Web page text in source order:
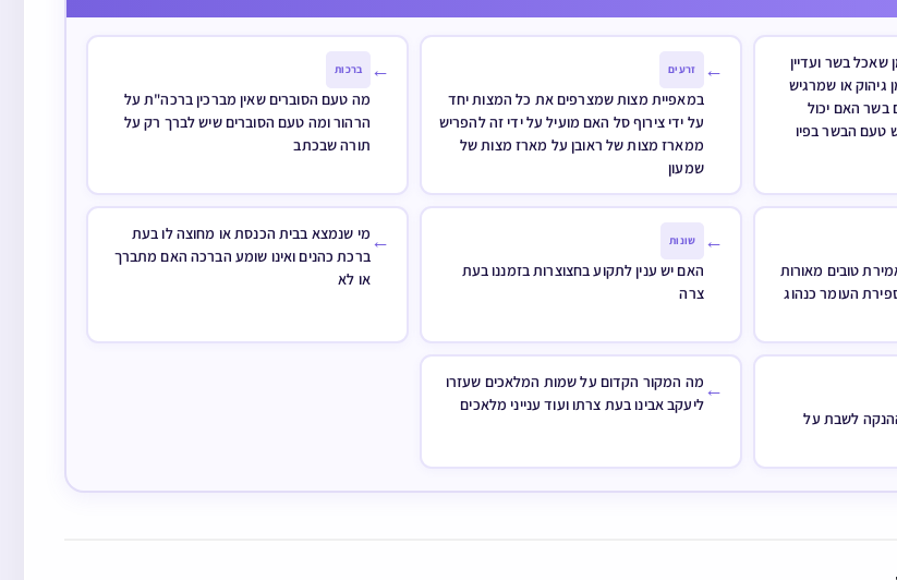
בשר ועדיין
או שמרגיש
בשר האם יכול
טעם הבשר בפיו
← זרעים
במאפיית מצות שמצרפים את כל המצות יחד
על ידי צירוף סל האם מועיל על ידי זה להפריש
ממארז מצות של ראובן על מארז מצות של
שמעון
← ברכות
מה טעם הסוברים שאין מברכין ברכה"ת על
הרהור ומה טעם הסוברים שיש לברך רק על
תורה שבכתב
טובים מאורות
העומר כנהוג
← שונות
האם יש ענין לתקוע בחצוצרות בזמננו בעת
צרה
← מי שנמצא בבית הכנסת או מחוצה לו בעת
ברכת כהנים ואינו שומע הברכה האם מתברך
או לא
לשבת על
← מה המקור הקדום על שמות המלאכים שעזרו
ליעקב אבינו בעת צרתו ועוד ענייני מלאכים